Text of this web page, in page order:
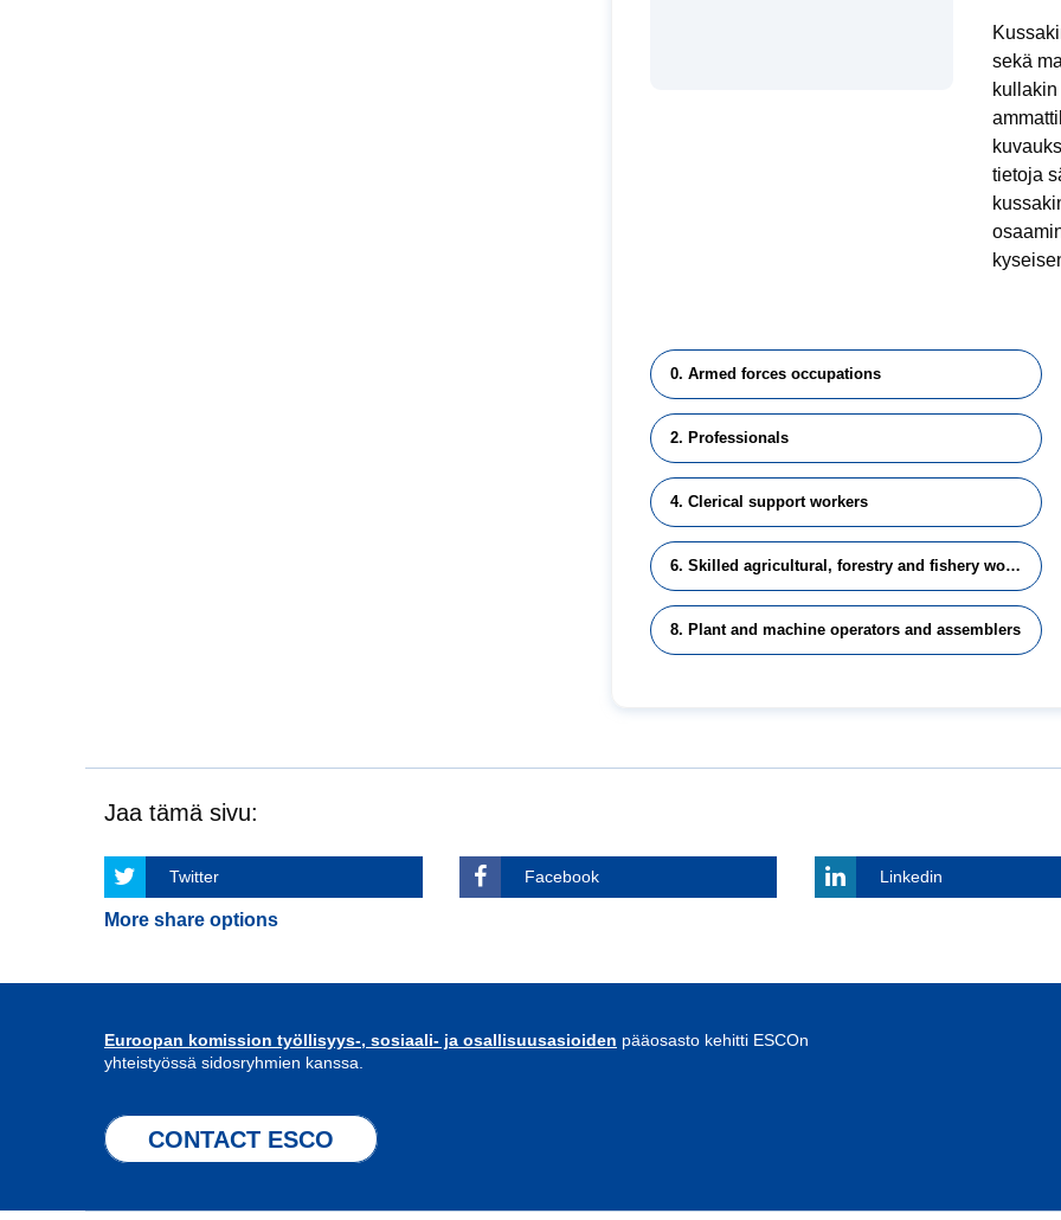
sekä
tietoja
0. Armed forces occupations
2. Professionals
4. Clerical support workers
6. Skilled agricultural, forestry and fishery workers
8. Plant and machine operators and assemblers
Jaa tämä sivu:
Twitter Facebook Linkedin
More share options
Euroopan komission työllisyys-, sosiaali- ja osallisuusasioiden pääosasto kehitti ESCOn
yhteistyössä sidosryhmien kanssa.
CONTACT ESCO